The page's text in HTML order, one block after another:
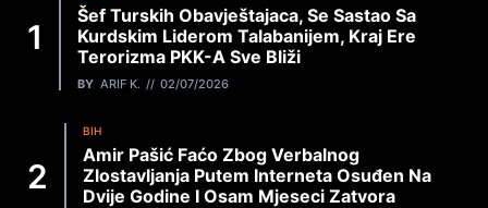
Šef Turskih Obavještajaca, Se Sastao Sa
Kurdskim Liderom Talabanijem, Kraj Ere
Terorizma PKK-A Sve Bliži
BY ARIF K. 02/07/2026
BIH
Amir Pašić Faćo Zbog Verbalnog
Zlostavljanja Putem Interneta Osuđen Na
Dvije Godine I Osam Mjeseci Zatvora